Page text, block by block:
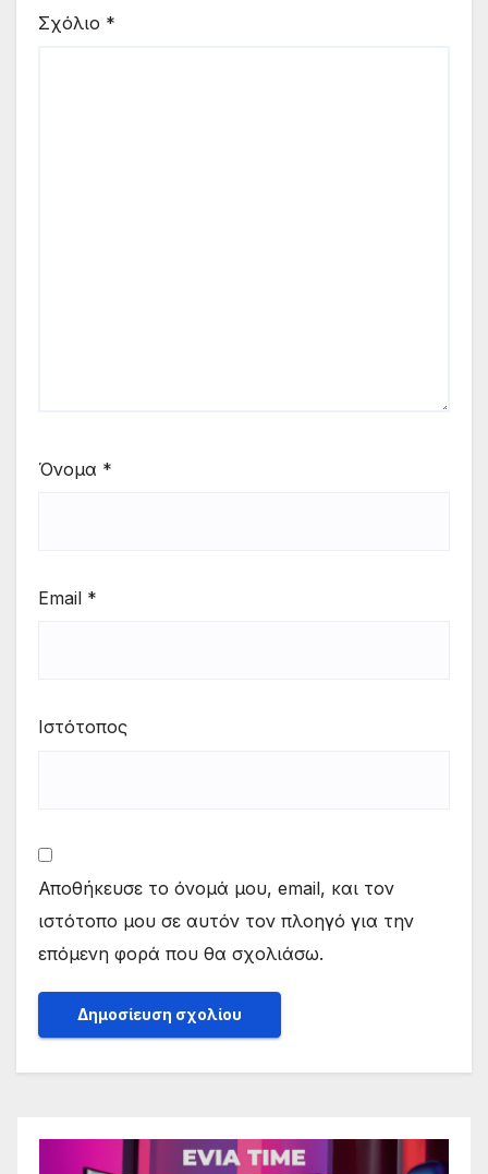
Σχόλιο *
Όνομα *
Email *
Ιστότοπος
Αποθήκευσε το όνομά μου, email, και τον
ιστότοπο μου σε αυτόν τον πλοηγό για την
επόμενη φορά που θα σχολιάσω.